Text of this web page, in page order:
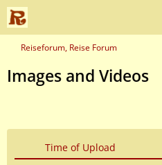
Reiseforum, Reise Forum
Images and Videos
Time of Upload